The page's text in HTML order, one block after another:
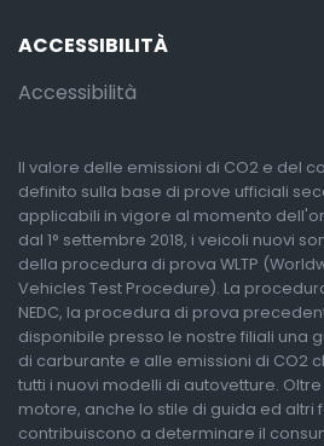
ACCESSIBILITÀ
Accessibilità
Il valore delle emissioni di CO2 e del
definito sulla base di prove ufficiali
applicabili in vigore al momento
dal 1° settembre 2018, i veicoli nuovi
della procedura di prova WLTP
Vehicles Test Procedure). La
NEDC, la procedura di prova
disponibile presso le nostre filiali una
di carburante e alle emissioni di CO2
tutti i nuovi modelli di autovetture.
motore, anche lo stile di guida ed altri
contribuiscono a determinare il